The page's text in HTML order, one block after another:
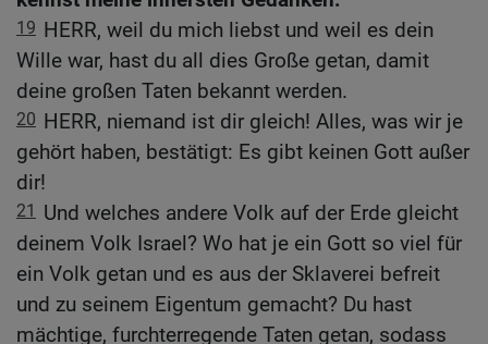
19 HERR, weil du mich liebst und weil es dein
Wille war, hast du all dies Große getan, damit
deine großen Taten bekannt werden.
20 HERR, niemand ist dir gleich! Alles, was wir je
gehört haben, bestätigt: Es gibt keinen Gott außer
dir!
21
Und welches andere Volk auf der Erde gleicht
deinem Volk Israel? Wo hat je ein Gott so viel für
ein Volk getan und es aus der Sklaverei befreit
und zu seinem Eigentum gemacht? Du hast
mächtige, furchterregende Taten getan, sodass